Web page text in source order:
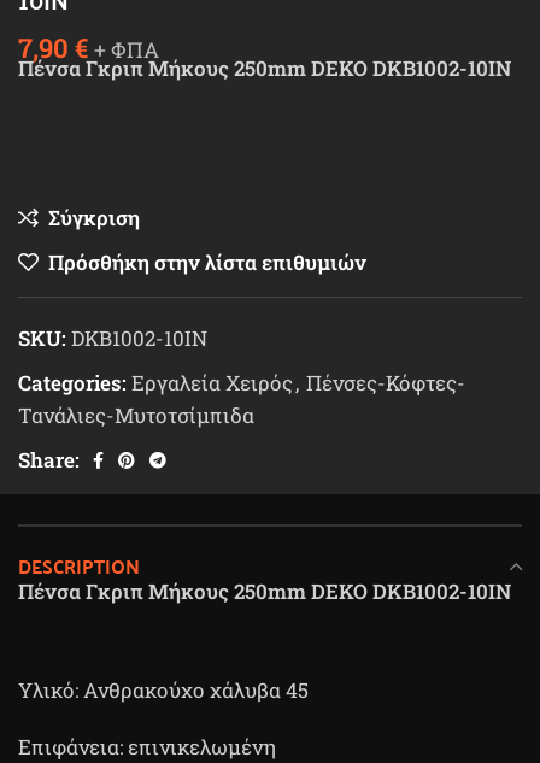
7,90 € + ΦΠΑ
Πένσα Γκριπ Μήκους 250mm DEKO DKB1002-10IN
Σύγκριση
Πρόσθήκη στην λίστα επιθυμιών
SKU: DKB1002-10IN
Categories: Εργαλεία Χειρός, Πένσες-Κόφτες-
Τανάλιες-Μυτοτσίμπιδα
Share:
DESCRIPTION
Πένσα Γκριπ Μήκους 250mm DEKO DKB1002-10IN
Υλικό: Ανθρακούχο χάλυβα 45
Επιφάνεια: επινικελωμένη